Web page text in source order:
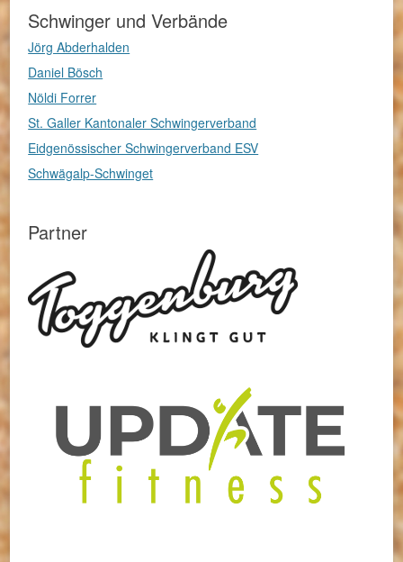
Schwinger und Verbände
Jörg Abderhalden
Daniel Bösch
Nöldi Forrer
St. Galler Kantonaler Schwingerverband
Eidgenössischer Schwingerverband ESV
Schwägalp-Schwinget
Partner